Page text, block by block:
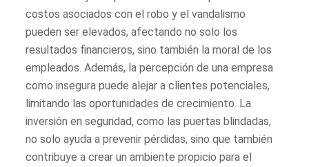
costos asociados con el robo y el vandalismo
pueden ser elevados, afectando no solo los
resultados financieros, sino también la moral de los
empleados. Además, la percepción de una empresa
como insegura puede alejar a clientes potenciales,
limitando las oportunidades de crecimiento. La
inversión en seguridad, como las puertas blindadas,
no solo ayuda a prevenir pérdidas, sino que también
contribuye a crear un ambiente propicio para el